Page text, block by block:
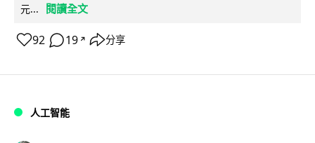
元...
閱讀全文
92 19 ↗ 分享
人工智能